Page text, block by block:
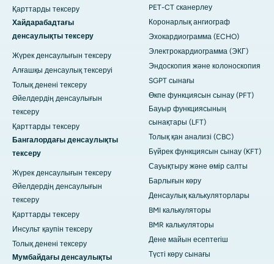
Қарттарды тексеру
Хайдарабадтағы
денсаулықты тексеру
Жүрек денсаулығын тексеру
Алғашқы денсаулық тексеруі
Толық денені тексеру
Әйелдердің денсаулығын
тексеру
Қарттарды тексеру
Бангалордағы денсаулықты
тексеру
Жүрек денсаулығын тексеру
Әйелдердің денсаулығын
тексеру
Қарттарды тексеру
Инсульт қаупін тексеру
Толық денені тексеру
Мумбайдағы денсаулықты
PET-CT сканерлеу
Коронарлық ангиограф
Эхокардиограмма (ECHO)
Электрокардиограмма (ЭКГ)
Эндоскопия және колоноскопия
SGPT сынағы
Өкпе функциясын сынау (PFT)
Бауыр функциясының
сынақтары (LFT)
Толық қан анализі (CBC)
Бүйрек функциясын сынау (KFT)
Сауықтыру және өмір салты
Барлығын көру
Денсаулық калькуляторлары
BMI калькуляторы
BMR калькуляторы
Дене майын есептегіш
Түсті көру сынағы